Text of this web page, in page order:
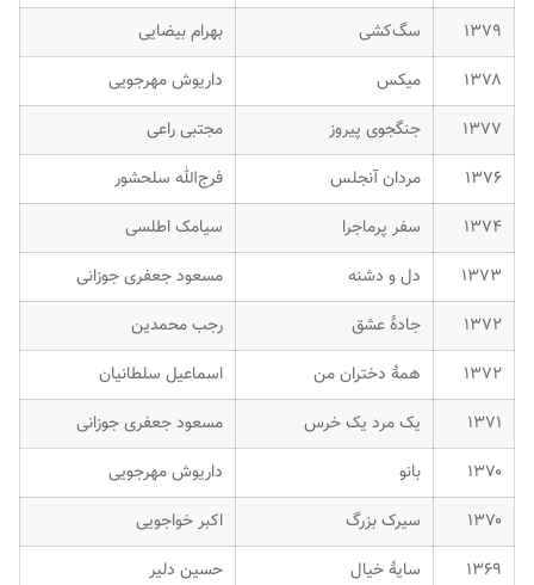
۱۳۷۹ سگ‌کشی
بهرام بیضایی
۱۳۷۸
میکس
داریوش مهرجویی
۱۳۷۷
جنگجوی پیروز
مجتبی راعی
۱۳۷۶
مردان آنجلس
فرج‌الله سلحشور
۱۳۷۴
سفر پرماجرا
سیامک اطلسی
۱۳۷۳
دل و دشنه
مسعود جعفری جوزانی
۱۳۷۲
جادهٔ عشق
رجب محمدین
۱۳۷۲
همهٔ دختران من
اسماعیل سلطانیان
۱۳۷۱
یک مرد یک خرس
مسعود جعفری جوزانی
۱۳۷۰
بانو
داریوش مهرجویی
۱۳۷۰
سیرک بزرگ
اکبر خواجویی
۱۳۶۹
سایهٔ خیال
حسین دلیر